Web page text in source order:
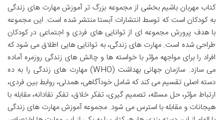
کتاب مهربان باشیم بخشی از مجموعه بزرگ تر آموزش مهارت های زندگی
به کودکان است که توسط انتشارات آبستا منتشر شده است. این مجموعه
با هدف پرورش مجموعه ای از توانایی های فردی و اجتماعی در کودکان
طراحی شده است. مهارت های زندگی، به توانایی هایی اطلاق می شود که
افراد را برای مواجهه مؤثر با خواسته ها و چالش های زندگی روزمره آماده
می سازد. سازمان جهانی بهداشت (WHO) مهارت های زندگی را به ده
دسته اصلی تقسیم می کند که شامل خودآگاهی، همدلی، روابط بین فردی،
ارتباط مؤثر، حل مسئله، تصمیم گیری، تفکر خلاق، تفکر نقادانه، مقابله با
هیجانات و مقابله با استرس می شود. مجموعه آموزش مهارت های زندگی